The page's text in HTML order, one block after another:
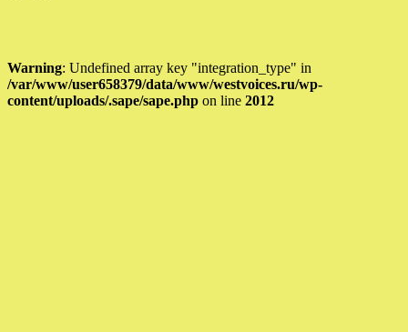
Warning: Undefined array key "integration_type" in
/var/www/user658379/data/www/westvoices.ru/wp-
content/uploads/.sape/sape.php on line 2012